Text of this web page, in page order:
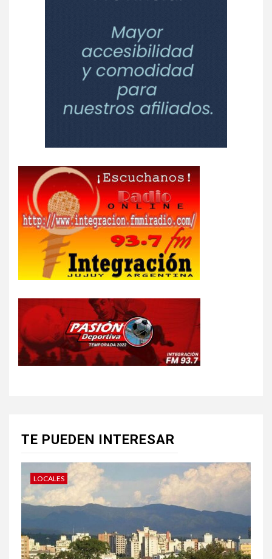
TE PUEDEN INTERESAR
LOCALES